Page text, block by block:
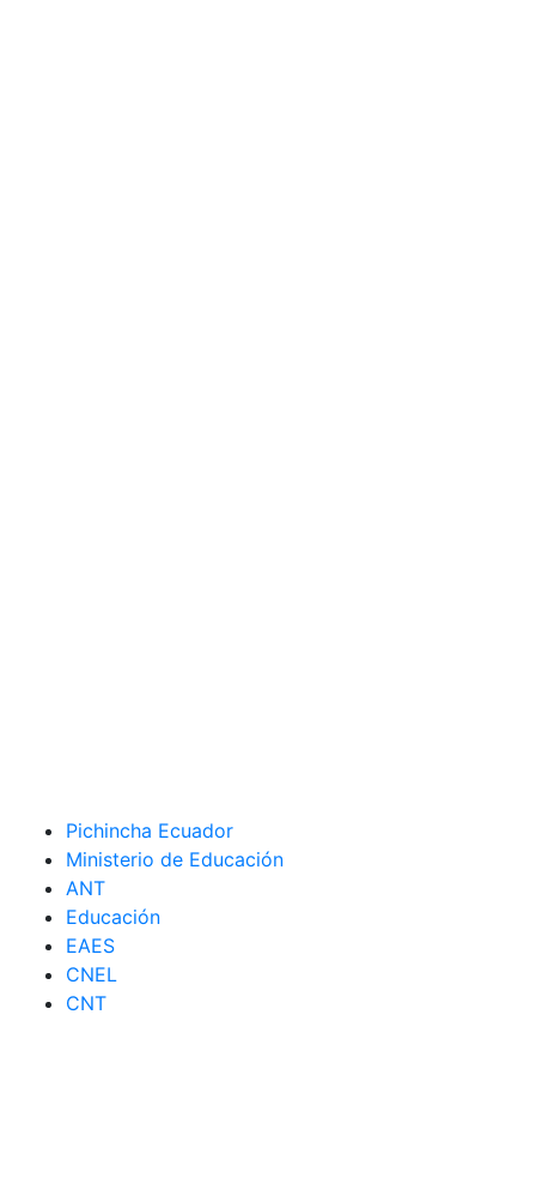
Pichincha Ecuador
Ministerio de Educación
ANT
Educación
EAES
CNEL
CNT